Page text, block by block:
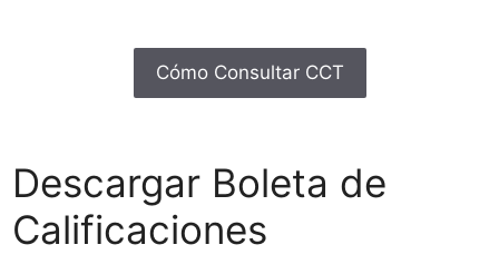
Cómo Consultar CCT
Descargar Boleta de
Calificaciones